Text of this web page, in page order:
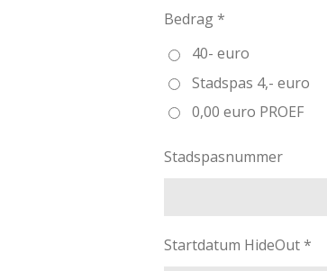
Bedrag *
40- euro
Stadspas 4,- euro
0,00 euro PROEF
Stadspasnummer
Startdatum HideOut *